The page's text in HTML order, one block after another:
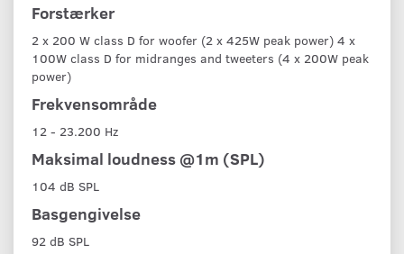
Forstærker
2 x 200 W class D for woofer (2 x 425W peak power) 4 x
100W class D for midranges and tweeters (4 x 200W peak
power)
Frekvensområde
12 - 23.200 Hz
Maksimal loudness @1m (SPL)
104 dB SPL
Basgengivelse
92 dB SPL